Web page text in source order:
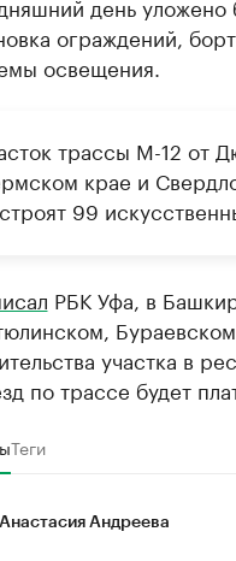
ограждений,
освещения.
трассы М-12 от
крае и
99
РБК Уфа, в
участка в
по трассе будет
Теги
Анастасия Андреева